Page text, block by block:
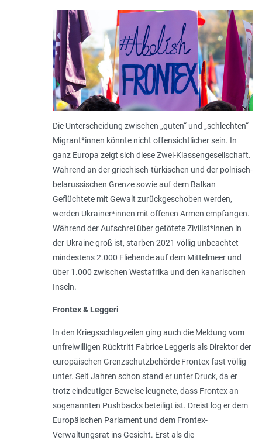
Die Unterscheidung zwischen „guten“ und „schlechten“
Migrant*innen könnte nicht offensichtlicher sein. In
ganz Europa zeigt sich diese Zwei-Klassengesellschaft.
Während an der griechisch-türkischen und der polnisch-
belarussischen Grenze sowie auf dem Balkan
Geflüchtete mit Gewalt zurückgeschoben werden,
werden Ukrainer*innen mit offenen Armen empfangen.
Während der Aufschrei über getötete Zivilist*innen in
der Ukraine groß ist, starben 2021 völlig unbeachtet
mindestens 2.000 Fliehende auf dem Mittelmeer und
über 1.000 zwischen Westafrika und den kanarischen
Inseln.
Frontex & Leggeri
In den Kriegsschlagzeilen ging auch die Meldung vom
unfreiwilligen Rücktritt Fabrice Leggeris als Direktor der
europäischen Grenzschutzbehörde Frontex fast völlig
unter. Seit Jahren schon stand er unter Druck, da er
trotz eindeutiger Beweise leugnete, dass Frontex an
sogenannten Pushbacks beteiligt ist. Dreist log er dem
Europäischen Parlament und dem Frontex-
Verwaltungsrat ins Gesicht. Erst als die